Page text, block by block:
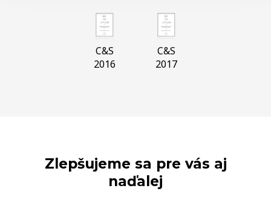
C&S
2016
C&S
2017
Zlepšujeme sa pre vás aj
naďalej